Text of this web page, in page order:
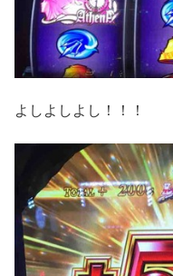
よしよしよし！！！